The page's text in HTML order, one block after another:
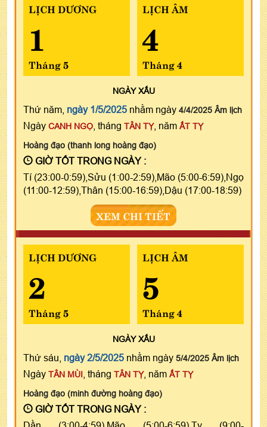
LỊCH DƯƠNG
1
Tháng 5
LỊCH ÂM
4
Tháng 4
NGÀYXẤU
Thứ năm, ngày 1/5/2025 nhằm ngày 4/4/2025 Âm lịch
Ngày CANH NGỌ , tháng TÂN TỴ, năm ẤT TỴ
Hoàng đạo (thanh long hoàng đạo)
GIỜ TỐT TRONG NGÀY :
Tí (23:00-0:59),Sửu (1:00-2:59),Mão (5:00-6:59),Ngọ
(11:00-12:59),Thân (15:00-16:59),Dậu (17:00-18:59)
XEM CHI TIẾT
LỊCH DƯƠNG
2
Tháng 5
LỊCH ÂM
5
Tháng 4
NGÀYXẤU
Thứ sáu, ngày 2/5/2025 nhằm ngày 5/4/2025 Âm lịch
Ngày TÂN MÙI , tháng TÂN TỴ, năm ẤT TỴ
Hoàng đạo (minh đường hoàng đạo)
GIỜ TỐT TRONG NGÀY :